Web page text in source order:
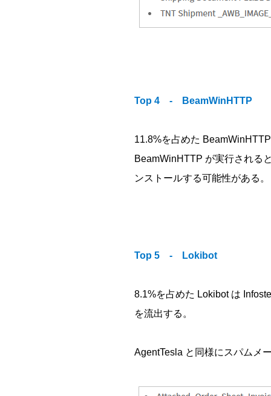
Top 4 - BeamWinHTTP
11.8%を占めた
BeamWinHTTP が実行される
ンストールする可能性がある。
Top 5 - Lokibot
8.1%を占めた Lokibot は
を流出する。
AgentTesla と同様にスパムメ